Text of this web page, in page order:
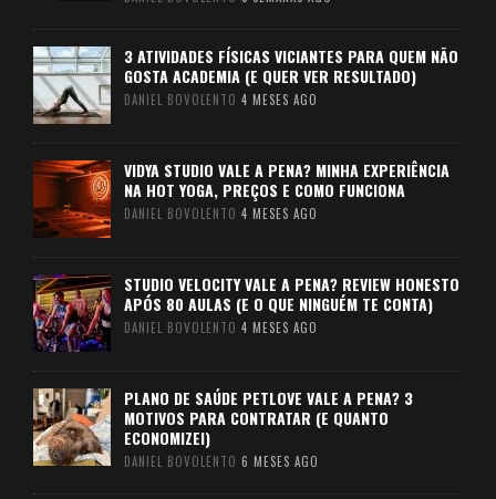
3 ATIVIDADES FÍSICAS VICIANTES PARA QUEM NÃO
GOSTA ACADEMIA (E QUER VER RESULTADO)
DANIEL BOVOLENTO 4 MESES AGO
VIDYA STUDIO VALE A PENA? MINHA EXPERIÊNCIA
NA HOT YOGA, PREÇOS E COMO FUNCIONA
DANIEL BOVOLENTO 4 MESES AGO
STUDIO VELOCITY VALE A PENA? REVIEW HONESTO
APÓS 80 AULAS (E O QUE NINGUÉM TE CONTA)
DANIEL BOVOLENTO 4 MESES AGO
PLANO DE SAÚDE PETLOVE VALE A PENA? 3
MOTIVOS PARA CONTRATAR (E QUANTO
ECONOMIZEI)
DANIEL BOVOLENTO 6 MESES AGO